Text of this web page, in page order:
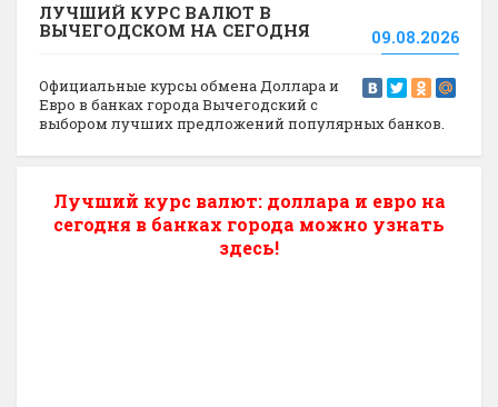
ЛУЧШИЙ КУРС ВАЛЮТ В
ВЫЧЕГОДСКОМ НА СЕГОДНЯ
09.08.2026
Официальные курсы обмена Доллара и
Евро в банках города Вычегодский с
выбором лучших предложений популярных банков.
Лучший курс валют: доллара и евро на
сегодня в банках города можно узнать
здесь!